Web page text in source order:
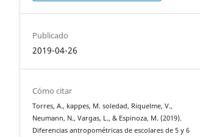
Publicado
2019-04-26
Cómo citar
Torres, A., kappes, M. soledad, Riquelme, V.,
Neumann, N., Vargas, L., & Espinoza, M. (2019).
Diferencias antropométricas de escolares de 5 y 6